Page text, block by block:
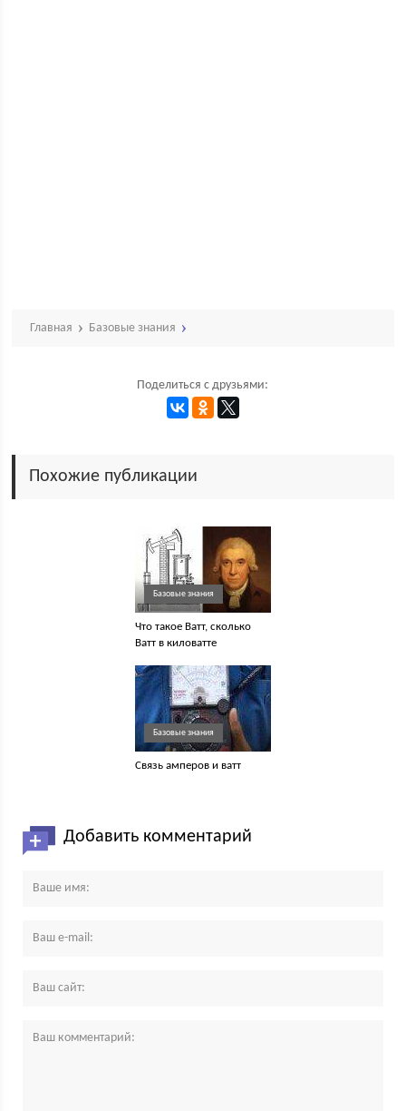
Главная Базовые знания
Поделиться с друзьями:
Похожие публикации
Базовые знания
Что такое Ватт, сколько
Ватт в киловатте
Базовые знания
Связь амперов и ватт
Добавить комментарий